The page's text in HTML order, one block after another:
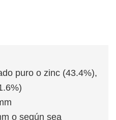
puro o zinc (43.4%),
o según sea